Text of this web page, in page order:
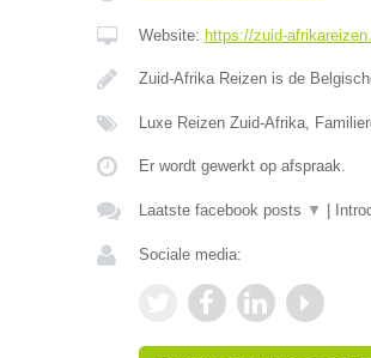
Website: https://zuid-
Zuid-Afrika Reizen is de
Luxe Reizen Zuid-Afrika,
Er wordt gewerkt op afspraak.
Laatste facebook posts ▼
Sociale media: